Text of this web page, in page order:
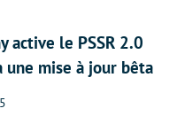
active le PSSR 2.0
une mise à jour bêta